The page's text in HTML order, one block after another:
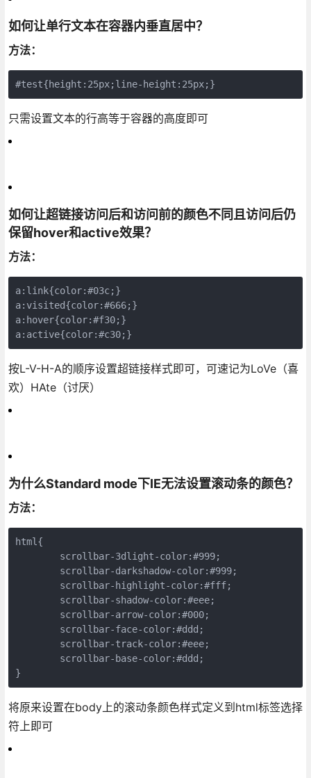
如何让单行文本在容器内垂直居中？
方法：
#test{height:25px;line-height:25px;}
只需设置文本的行高等于容器的高度即可
如何让超链接访问后和访问前的颜色不同且访问后仍
保留hover和active效果？
方法：
a:link{color:#03c;}
a:visited{color:#666;}
a:hover{color:#f30;}
a:active{color:#c30;}
按L-V-H-A的顺序设置超链接样式即可，可速记为LoVe（喜
欢）HAte（讨厌）
为什么Standard mode下IE无法设置滚动条的颜色？
方法：
html{
}
将原来设置在body上的滚动条颜色样式定义到html标签选择
符上即可